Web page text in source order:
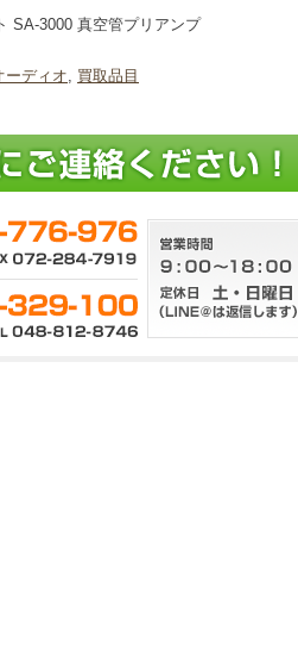
SA-3000 真空管プリアンプ
ーディオ, 買取品目